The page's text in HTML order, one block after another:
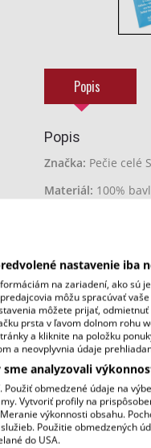
nastavenie iba
na zariadení, ako sú
môžu spracúvať
môžete prijať,
prsta v ľavom dolnom rohu
a kliknite na položku
a neovplyvnia údaje
analyzovali
obmedzené údaje na
Vytvoriť profily na
výkonnosti obsahu.
Použitie obmedzených
do USA.
Popis
Popis
Značka: Pečie celé
Materiál: 100%
Objem:10 litrov
Farba:magentová
Starostlivosť: len
taška do ruky aj na
bavlnené uši (67
MOŽNO BY SA